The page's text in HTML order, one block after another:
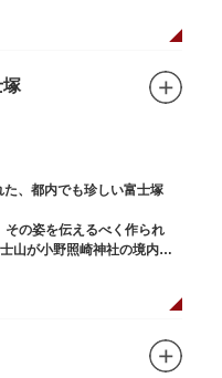
塚
、都内でも珍しい富士塚
の姿を伝えるべく作られ
山が小野照崎神社の境内に
法と書かれた石碑や修験道
と1日には富士塚に登ること